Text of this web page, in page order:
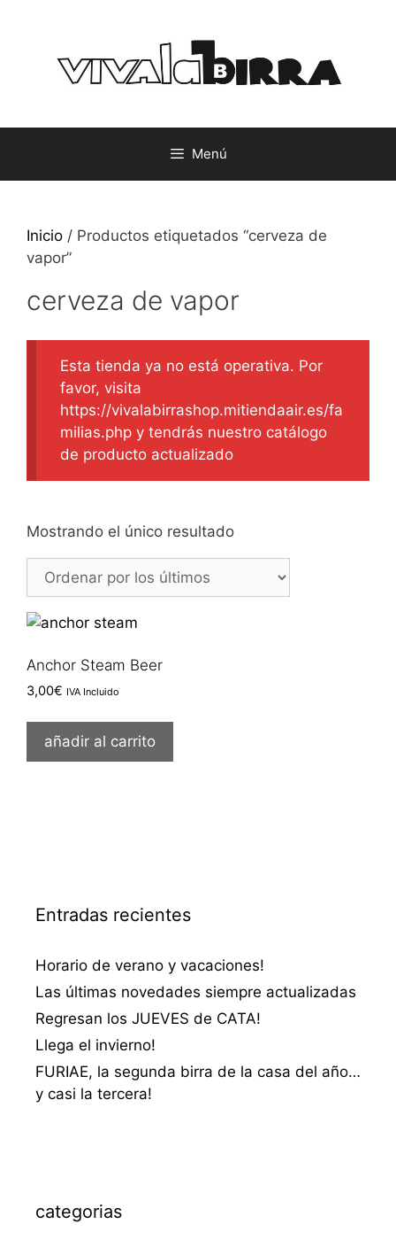
contenido
Menú
Inicio / Productos etiquetados “cerveza de
vapor”
cerveza de vapor
Esta tienda ya no está operativa. Por
favor, visita
https://vivalabirrashop.mitiendaair.es/fa
milias.php y tendrás nuestro catálogo
de producto actualizado
Mostrando el único resultado
Anchor Steam Beer
3,00€ IVA Incluido
añadir al carrito
Entradas recientes
Horario de verano y vacaciones!
Las últimas novedades siempre actualizadas
Regresan los JUEVES de CATA!
Llega el invierno!
FURIAE, la segunda birra de la casa del año…
y casi la tercera!
categorias